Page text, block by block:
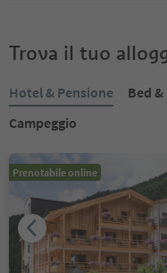
Trova il tuo
Hotel & Pensione Bed
Campeggio
Prenotabile online